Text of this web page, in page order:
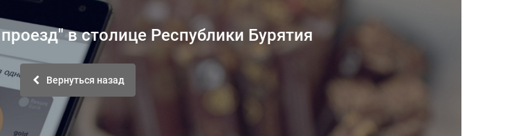
в столице Республики Бурятия
Вернуться назад